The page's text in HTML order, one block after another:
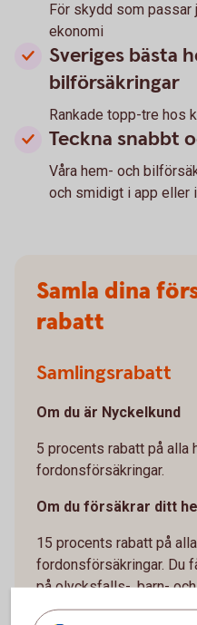
För skydd som
ekonomi
Sveriges bästa
bilförsäkringar
Rankade topp-tre hos
Teckna snabbt
Våra hem- och
och smidigt i app eller
Samla dina
rabatt
Samlingsrabatt
Om du är Nyckelkund
5 procents rabatt på alla
fordonsförsäkringar.
Om du försäkrar ditt
15 procents rabatt på
fordonsförsäkringar. Du
på olycksfalls-, barn-